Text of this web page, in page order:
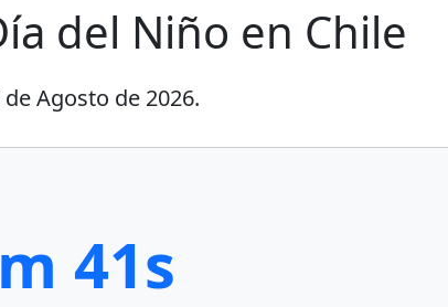
del Niño en Chile
de Agosto de 2026.
41s